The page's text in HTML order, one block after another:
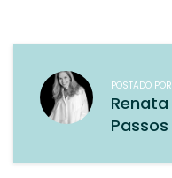
POSTADO POR
Renata
Passos